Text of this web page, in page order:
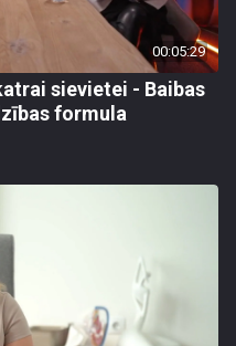
00:05:29
sievietei - Baibas
formula